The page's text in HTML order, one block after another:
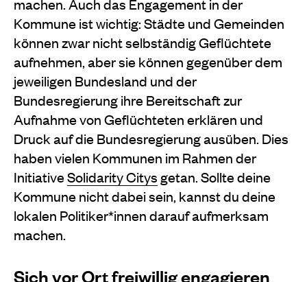
Kommune ist wichtig: Städte und Gemeinden
können zwar nicht selbständig Geflüchtete
aufnehmen, aber sie können gegenüber dem
jeweiligen Bundesland und der
Bundesregierung ihre Bereitschaft zur
Aufnahme von Geflüchteten erklären und
Druck auf die Bundesregierung ausüben. Dies
haben vielen Kommunen im Rahmen der
InitiativeSolidarity Citys getan. Sollte deine
Kommune nicht dabei sein, kannst du deine
lokalen Politiker*innen darauf aufmerksam
machen.
Sich vor Ort freiwillig engagieren